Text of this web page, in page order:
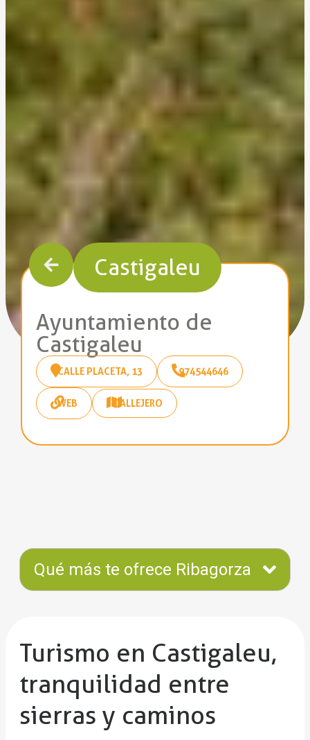
Ayuntamiento de
Castigaleu
CALLE PLACETA, 13 974544646
WEB CALLEJERO
Castigaleu
Qué más te ofrece Ribagorza
Turismo en Castigaleu,
tranquilidad entre
sierras y caminos